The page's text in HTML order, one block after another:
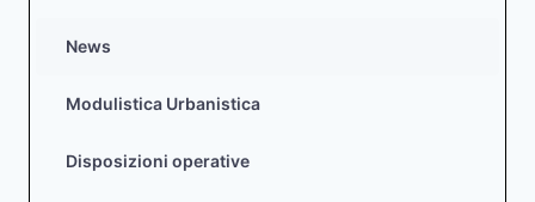
News
Modulistica Urbanistica
Disposizioni operative